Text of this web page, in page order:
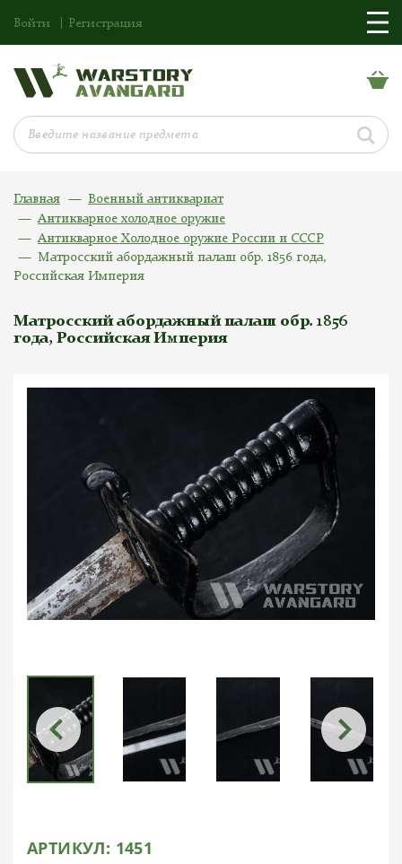
Войти Регистрация
Главная
Военный антиквариат
Антикварное холодное оружие
Антикварное Холодное оружие России и СССР
Матросский абордажный палаш обр. 1856 года,
Российская Империя
Матросский абордажный палаш обр. 1856
года, Российская Империя
АРТИКУЛ: 1451